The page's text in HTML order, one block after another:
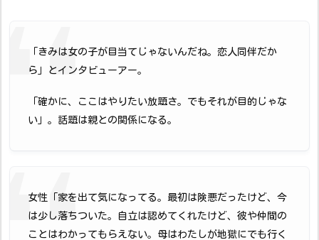
「きみは女の子が目当てじゃないんだね。恋人同伴だか
ら」とインタビューアー。
「確かに、ここはやりたい放題さ。でもそれが目的じゃな
い」。話題は親との関係になる。
女性「家を出て気になってる。最初は険悪だったけど、今
は少し落ちついた。自立は認めてくれたけど、彼や仲間の
ことはわかってもらえない。母はわたしが地獄にでも行く